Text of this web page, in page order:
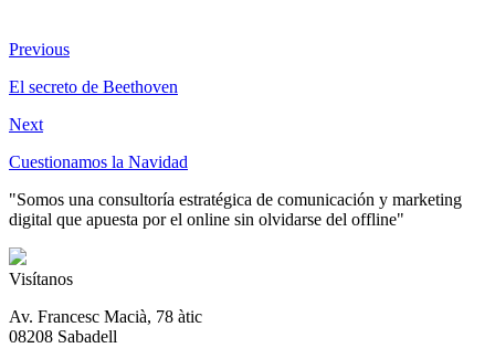
Previous
El secreto de Beethoven
Next
Cuestionamos la Navidad
"Somos una consultoría estratégica de comunicación y marketing
digital que apuesta por el online sin olvidarse del offline"
Visítanos
Av. Francesc Macià, 78 àtic
08208 Sabadell